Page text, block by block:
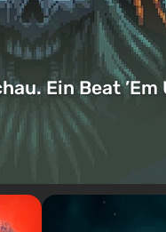
Ein Beat ’Em